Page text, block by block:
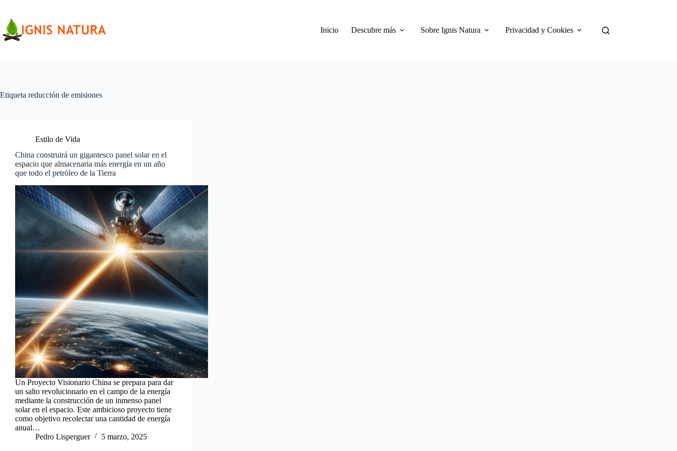
contenido
Inicio
Descubre más Sobre Ignis Natura Privacidad y Cookies
Etiqueta reducción de emisiones
Estilo de Vida
China construirá un gigantesco panel solar en el
espacio que almacenaria más energía en un año
que todo el petróleo de la Tierra
Un Proyecto Visionario China se prepara para dar
un salto revolucionario en el campo de la energía
mediante la construcción de un inmenso panel
solar en el espacio. Este ambicioso proyecto tiene
como objetivo recolectar una cantidad de energía
anual…
Pedro Lisperguer
5 marzo, 2025